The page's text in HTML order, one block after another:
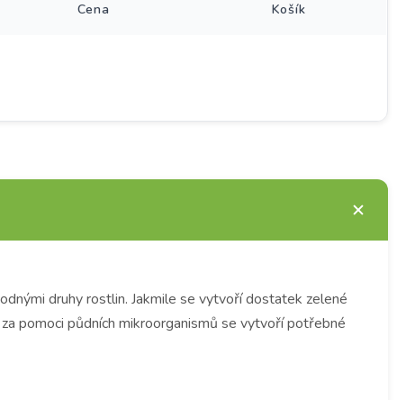
Cena Košík
druhy rostlin. Jakmile se vytvoří dostatek zelené
pomoci půdních mikroorganismů se vytvoří potřebné